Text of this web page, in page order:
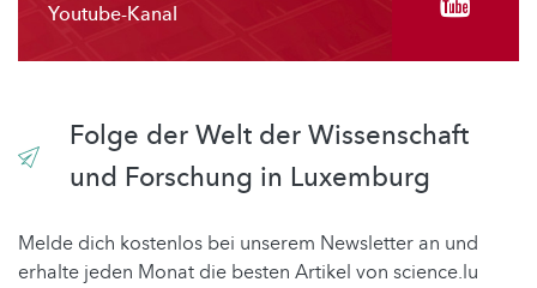
Youtube-Kanal
Folge der Welt der Wissenschaft
und Forschung in Luxemburg
Melde dich kostenlos bei unserem Newsletter an und
erhalte jeden Monat die besten Artikel von science.lu